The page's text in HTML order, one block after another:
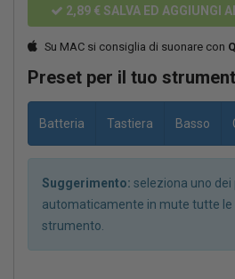
2,89 € SALVA ED AGGIUNGI
Su MAC si consiglia di suonare con
Preset per il tuo
Batteria Tastiera Basso
Suggerimento: seleziona uno
automaticamente in mute tutte le
strumento.